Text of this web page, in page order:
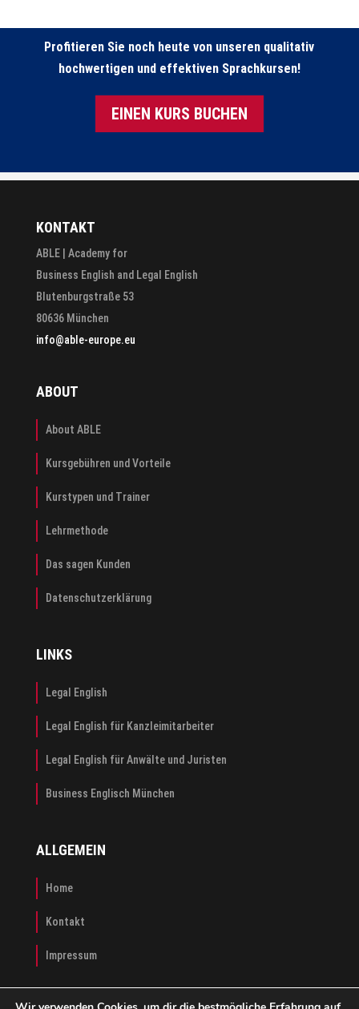
Profitieren Sie noch heute von unseren qualitativ
hochwertigen und effektiven Sprachkursen!
EINEN KURS BUCHEN
KONTAKT
ABLE | Academy for
Business English and Legal English
Blutenburgstraße 53
80636 München
info@able-europe.eu
ABOUT
About ABLE
Kursgebühren und Vorteile
Kurstypen und Trainer
Lehrmethode
Das sagen Kunden
Datenschutzerklärung
LINKS
Legal English
Legal English für Kanzleimitarbeiter
Legal English für Anwälte und Juristen
Business Englisch München
ALLGEMEIN
Home
Kontakt
Impressum